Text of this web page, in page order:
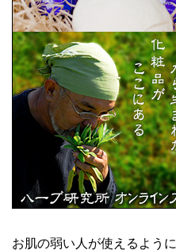
お肌の弱い人が使えるように